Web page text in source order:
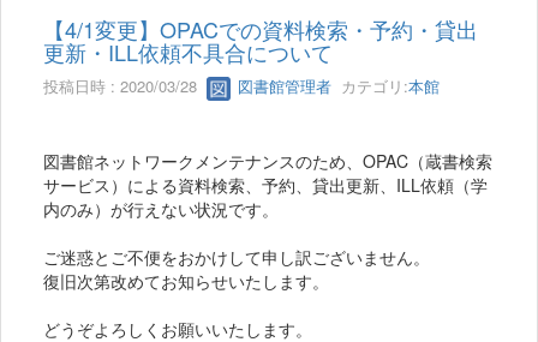
【4/1変更】OPACでの資料検索・予約・貸出
更新・ILL依頼不具合について
投稿日時 : 2020/03/28 図書館管理者 カテゴリ:本館
図書館ネットワークメンテナンスのため、OPAC（蔵書検索
サービス）による資料検索、予約、貸出更新、ILL依頼（学
内のみ）が行えない状況です。
ご迷惑とご不便をおかけして申し訳ございません。
復旧次第改めてお知らせいたします。
どうぞよろしくお願いいたします。